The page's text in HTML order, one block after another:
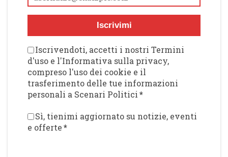
Iscrivimi
Iscrivendoti, accetti i nostri Termini
d'uso e l'Informativa sulla privacy,
compreso l'uso dei cookie e il
trasferimento delle tue informazioni
personali a Scenari Politici*
Sì, tienimi aggiornato su notizie, eventi
e offerte*